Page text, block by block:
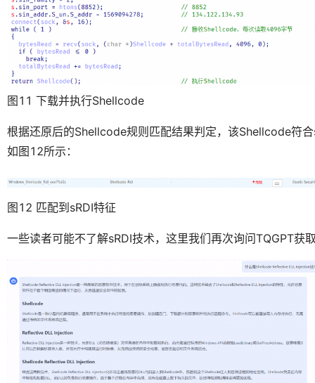
图11 下载并执行Shellcode
根据还原后的Shellcode规则匹配结果判定，该Shellcode符
如图12所示：
图12 匹配到sRDI特征
一些读者可能不了解sRDI技术，这里我们再次询问TQGPT